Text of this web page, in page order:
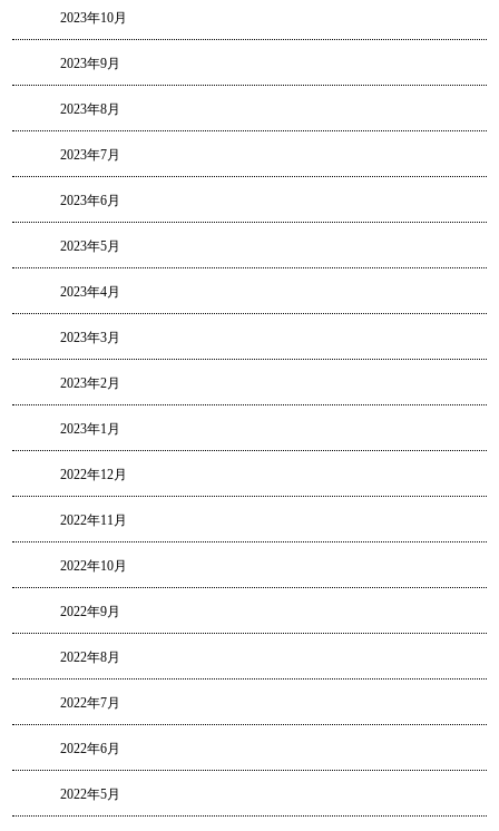
2023年10月
2023年9月
2023年8月
2023年7月
2023年6月
2023年5月
2023年4月
2023年3月
2023年2月
2023年1月
2022年12月
2022年11月
2022年10月
2022年9月
2022年8月
2022年7月
2022年6月
2022年5月